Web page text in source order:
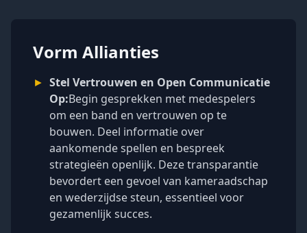
Vorm Allianties
► Stel Vertrouwen en Open Communicatie
Op:Begin gesprekken met medespelers
om een band en vertrouwen op te
bouwen. Deel informatie over
aankomende spellen en bespreek
strategieën openlijk. Deze transparantie
bevordert een gevoel van kameraadschap
en wederzijdse steun, essentieel voor
gezamenlijk succes.